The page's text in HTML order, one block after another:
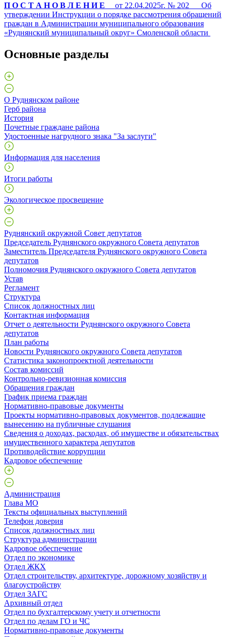
П О С Т А Н О В Л Е Н И Е от 22.04.2025г. № 202 Об
утверждении Инструкции о порядке рассмотрения обращений
граждан в Администрации муниципального образования
«Руднянский муниципальный округ» Смоленской области
Основные разделы
О Руднянском районе
Герб района
История
Почетные граждане района
Удостоенные нагрудного знака "За заслуги"
Информация для населения
Итоги работы
Экологическое просвещение
Руднянский окружной Совет депутатов
Председатель Руднянского окружного Совета депутатов
Заместитель Председателя Руднянского окружного Совета
депутатов
Полномочия Руднянского окружного Совета депутатов
Устав
Регламент
Структура
Список должностных лиц
Контактная информация
Отчет о деятельности Руднянского окружного Совета
депутатов
План работы
Новости Руднянского окружного Совета депутатов
Статистика законопроектной деятельности
Состав комиссий
Контрольно-ревизионная комиссия
Обращения граждан
График приема граждан
Нормативно-правовые документы
Проекты нормативно-правовых документов, подлежащие
вынесению на публичные слушания
Сведения о доходах, расходах, об имуществе и обязательствах
имущественного характера депутатов
Противодействие коррупции
Кадровое обеспечение
Администрация
Глава МО
Тексты официальных выступлений
Телефон доверия
Список должностных лиц
Структура администрации
Кадровое обеспечение
Отдел по экономике
Отдел ЖКХ
Отдел строительству, архитектуре, дорожному хозяйству и
благоустройству
Отдел ЗАГС
Архивный отдел
Отдел по бухгалтерскому учету и отчетности
Отдел по делам ГО и ЧС
Нормативно-правовые документы